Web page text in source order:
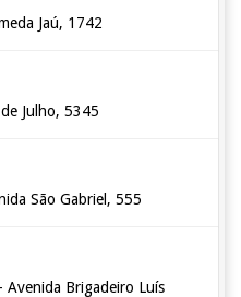
Jaú, 1742
Julho, 5345
São Gabriel, 555
Avenida Brigadeiro Luís